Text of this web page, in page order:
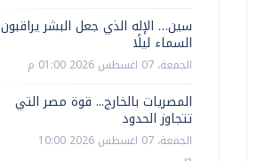
سين… الإله الذي جعل البشر يراقبون
السماء ليلًا
الجمعة، 07 اغسطس 2026 01:00 م
المصريات بالخارج... قوة مصر التي
تتجاوز الحدود
الجمعة، 07 اغسطس 2026 10:00